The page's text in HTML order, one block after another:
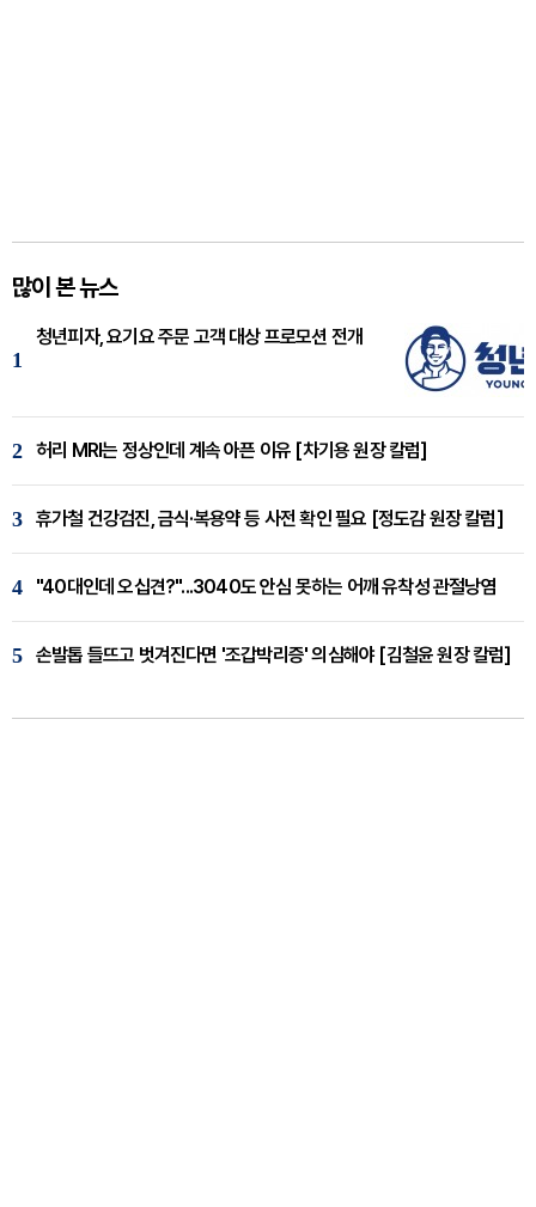
많이 본 뉴스
1
청년피자, 요기요 주문 고객 대상 프로모션 전개
2 허리 MRI는 정상인데 계속 아픈 이유 [차기용 원장 칼럼]
3 휴가철 건강검진, 금식·복용약 등 사전 확인 필요 [정도감 원장 칼럼]
4 "40대인데 오십견?"...3040도 안심 못하는 어깨 유착성 관절낭염
5 손발톱 들뜨고 벗겨진다면 '조갑박리증' 의심해야 [김철윤 원장 칼럼]